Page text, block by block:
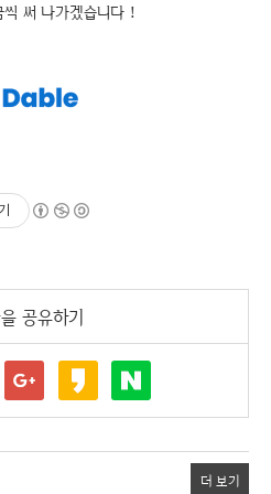
써 나가겠습니다 !
공유하기
더 보기